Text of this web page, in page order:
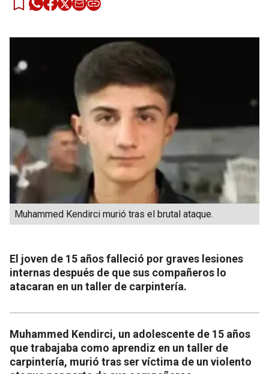
Muhammed Kendirci murió tras el brutal ataque.
El joven de 15 años falleció por graves lesiones
internas después de que sus compañeros lo
atacaran en un taller de carpintería.
Muhammed Kendirci, un adolescente de 15 años
que trabajaba como aprendiz en un taller de
carpintería, murió tras ser víctima de un violento